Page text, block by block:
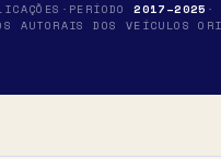
· PERÍODO 2017 –2025 ·
AUTORAIS DOS VEÍCULOS